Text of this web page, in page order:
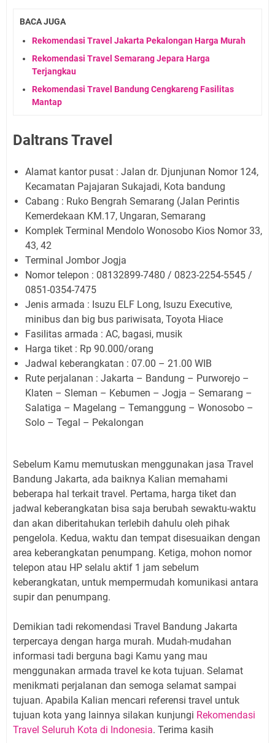
BACA JUGA
Rekomendasi Travel Jakarta Pekalongan Harga Murah
Rekomendasi Travel Semarang Jepara Harga
Terjangkau
Rekomendasi Travel Bandung Cengkareng Fasilitas
Mantap
Daltrans Travel
Alamat kantor pusat : Jalan dr. Djunjunan Nomor 124,
Kecamatan Pajajaran Sukajadi, Kota bandung
Cabang : Ruko Bengrah Semarang (Jalan Perintis
Kemerdekaan KM.17, Ungaran, Semarang
Komplek Terminal Mendolo Wonosobo Kios Nomor 33,
43, 42
Terminal Jombor Jogja
Nomor telepon : 08132899-7480 / 0823-2254-5545 /
0851-0354-7475
Jenis armada : Isuzu ELF Long, Isuzu Executive,
minibus dan big bus pariwisata, Toyota Hiace
Fasilitas armada : AC, bagasi, musik
Harga tiket : Rp 90.000/orang
Jadwal keberangkatan : 07.00 – 21.00 WIB
Rute perjalanan : Jakarta – Bandung – Purworejo –
Klaten – Sleman – Kebumen – Jogja – Semarang –
Salatiga – Magelang – Temanggung – Wonosobo –
Solo – Tegal – Pekalongan
Sebelum Kamu memutuskan menggunakan jasa Travel
Bandung Jakarta, ada baiknya Kalian memahami
beberapa hal terkait travel. Pertama, harga tiket dan
jadwal keberangkatan bisa saja berubah sewaktu-waktu
dan akan diberitahukan terlebih dahulu oleh pihak
pengelola. Kedua, waktu dan tempat disesuaikan dengan
area keberangkatan penumpang. Ketiga, mohon nomor
telepon atau HP selalu aktif 1 jam sebelum
keberangkatan, untuk mempermudah komunikasi antara
supir dan penumpang.
Demikian tadi rekomendasi Travel Bandung Jakarta
terpercaya dengan harga murah. Mudah-mudahan
informasi tadi berguna bagi Kamu yang mau
menggunakan armada travel ke kota tujuan. Selamat
menikmati perjalanan dan semoga selamat sampai
tujuan. Apabila Kalian mencari referensi travel untuk
tujuan kota yang lainnya silakan kunjungi Rekomendasi
Travel Seluruh Kota di Indonesia. Terima kasih